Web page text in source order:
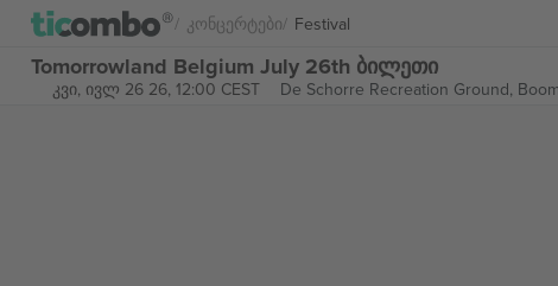
Კონცერტები Festival
Tomorrowland Belgium July 26th ბილეთი
კვი, ივლ 26 26, 12:00 CEST De Schorre Recreation Ground,